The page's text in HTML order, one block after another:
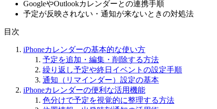
GoogleやOutlookカレンダーとの連携手順
予定が反映されない・通知が来ないときの対処法
目次
iPhoneカレンダーの基本的な使い方
予定を追加・編集・削除する方法
繰り返し予定や終日イベントの設定手順
通知（リマインダー）設定の基本
iPhoneカレンダーの便利な活用機能
色分けで予定を視覚的に整理する方法